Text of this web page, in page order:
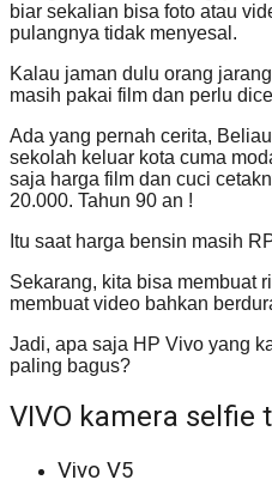
biar sekalian bisa foto atau
pulangnya tidak menyesal.
Kalau jaman dulu orang
masih pakai film dan perlu
Ada yang pernah cerita,
sekolah keluar kota cuma
saja harga film dan cuci
20.000. Tahun 90 an !
Itu saat harga bensin masih
Sekarang, kita bisa membuat
membuat video bahkan
Jadi, apa saja HP Vivo yang
paling bagus?
VIVO kamera selfie
Vivo V5